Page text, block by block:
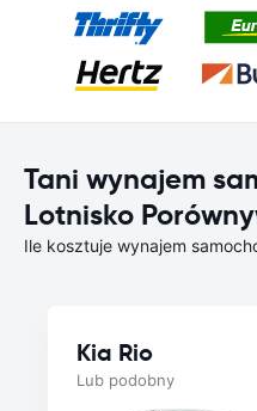
Tani wynajem
Lotnisko
Ile kosztuje wynajem
Kia Rio
Lub podobny